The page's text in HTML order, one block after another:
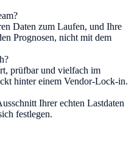
Daten zum Laufen, und Ihre
Prognosen, nicht mit dem
prüfbar und vielfach im
hinter einem Vendor-Lock-in.
Ihrer echten Lastdaten
festlegen.